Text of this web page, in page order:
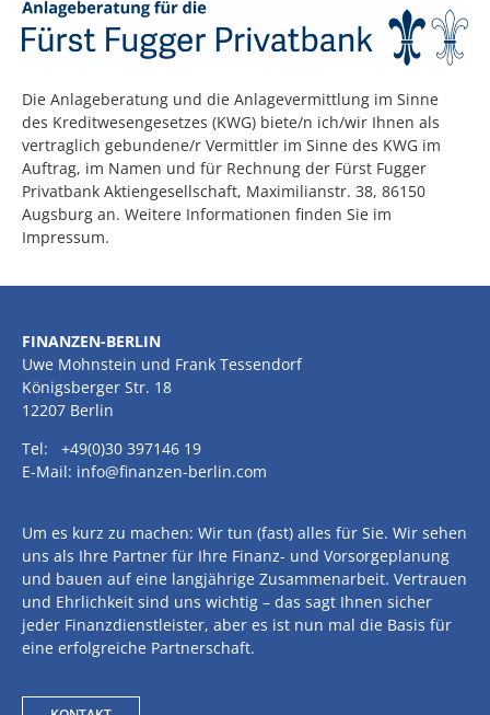
Die Anlageberatung und die Anlagevermittlung im Sinne
des Kreditwesengesetzes (KWG) biete/n ich/wir Ihnen als
vertraglich gebundene/r Vermittler im Sinne des KWG im
Auftrag, im Namen und für Rechnung der Fürst Fugger
Privatbank Aktiengesellschaft, Maximilianstr. 38, 86150
Augsburg an. Weitere Informationen finden Sie im
Impressum.
FINANZEN-BERLIN
Uwe Mohnstein und Frank Tessendorf
Königsberger Str. 18
12207 Berlin
Tel: +49(0)30 397146 19
E-Mail: info@finanzen-berlin.com
Um es kurz zu machen: Wir tun (fast) alles für Sie. Wir sehen
uns als Ihre Partner für Ihre Finanz- und Vorsorgeplanung
und bauen auf eine langjährige Zusammenarbeit. Vertrauen
und Ehrlichkeit sind uns wichtig – das sagt Ihnen sicher
jeder Finanzdienstleister, aber es ist nun mal die Basis für
eine erfolgreiche Partnerschaft.